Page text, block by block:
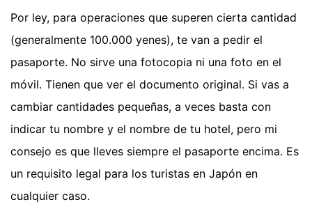
Por ley, para operaciones que superen cierta cantidad
(generalmente 100.000 yenes), te van a pedir el
pasaporte. No sirve una fotocopia ni una foto en el
móvil. Tienen que ver el documento original. Si vas a
cambiar cantidades pequeñas, a veces basta con
indicar tu nombre y el nombre de tu hotel, pero mi
consejo es que lleves siempre el pasaporte encima. Es
un requisito legal para los turistas en Japón en
cualquier caso.